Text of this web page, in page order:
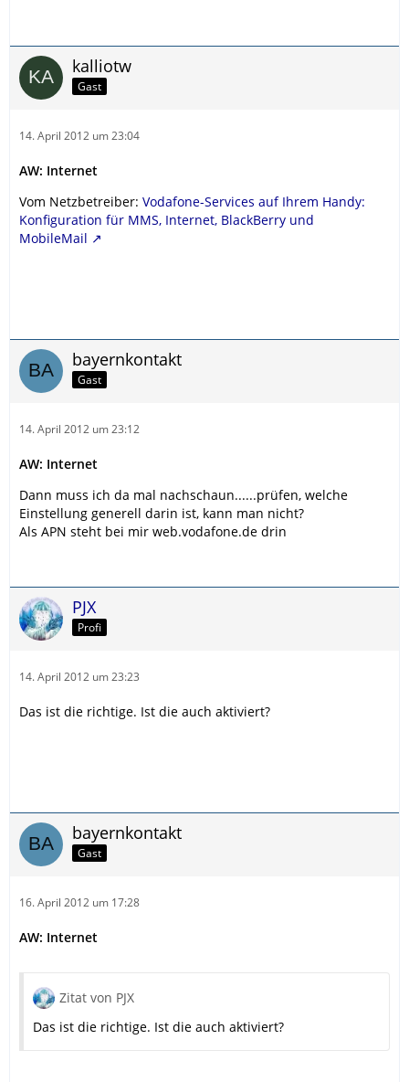
kalliotw
Gast
14. April 2012 um 23:04
AW: Internet
Vom Netzbetreiber: Vodafone-Services auf Ihrem Handy:
Konfiguration für MMS, Internet, BlackBerry und
MobileMail
bayernkontakt
Gast
14. April 2012 um 23:12
AW: Internet
Dann muss ich da mal nachschaun......prüfen, welche
Einstellung generell darin ist, kann man nicht?
Als APN steht bei mir web.vodafone.de drin
PJX
Profi
14. April 2012 um 23:23
Das ist die richtige. Ist die auch aktiviert?
bayernkontakt
Gast
16. April 2012 um 17:28
AW: Internet
Zitat von PJX
Das ist die richtige. Ist die auch aktiviert?